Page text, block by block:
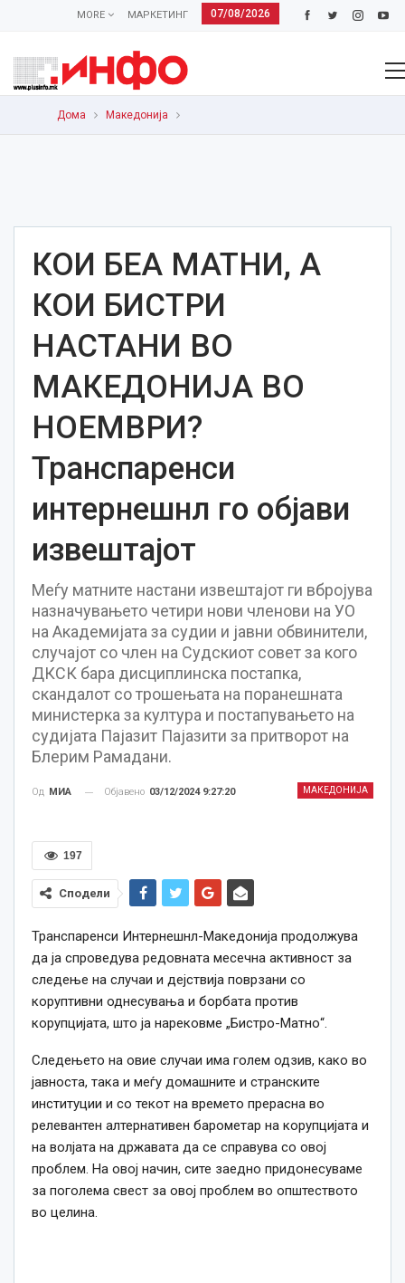
07/08/2026
МАРКЕТИНГ
MORE
Дома Македонија
КОИ БЕА МАТНИ, А
КОИ БИСТРИ
НАСТАНИ ВО
МАКЕДОНИЈА ВО
НОЕМВРИ?
Транспаренси
интернешнл го објави
извештајот
Меѓу матните настани извештајот ги вбројува
назначувањето четири нови членови на УО
на Академијата за судии и јавни обвинители,
случајот со член на Судскиот совет за кого
ДКСК бара дисциплинска постапка,
скандалот со трошењата на поранешната
министерка за култура и постапувањето на
судијата Пајазит Пајазити за притворот на
Блерим Рамадани.
МАКЕДОНИЈА
Од МИА Објавено 03/12/2024 9:27:20
197
Сподели
Транспаренси Интернешнл-Македонија продолжува
да ја спроведува редовната месечна активност за
следење на случаи и дејствија поврзани со
коруптивни однесувања и борбата против
корупцијата, што ја нарековме „Бистро-Матно“.
Следењето на овие случаи има голем одзив, како во
јавноста, така и меѓу домашните и странските
институции и со текот на времето прерасна во
релевантен алтернативен барометар на корупцијата и
на волјата на државата да се справува со овој
проблем. На овој начин, сите заедно придонесуваме
за поголема свест за овој проблем во општеството
во целина.